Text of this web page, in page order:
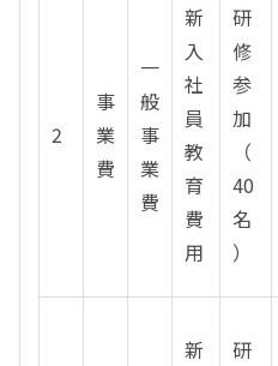
2
事
業
費
一
般
事
業
費
新
入
社
員
教
育
費
用
研
修
参
加
（
40
名
）
新
研